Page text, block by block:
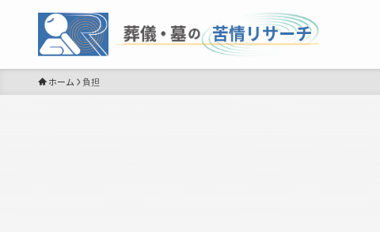
ホーム 負担